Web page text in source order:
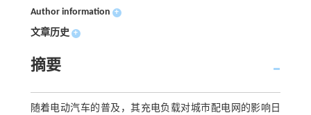
Author information +
文章历史 +
摘要
随着电动汽车的普及，其充电负载对城市配电网的影响日